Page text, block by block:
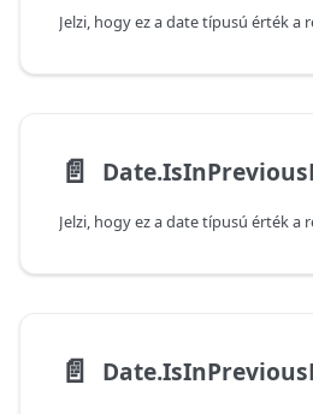
📄️
📄️